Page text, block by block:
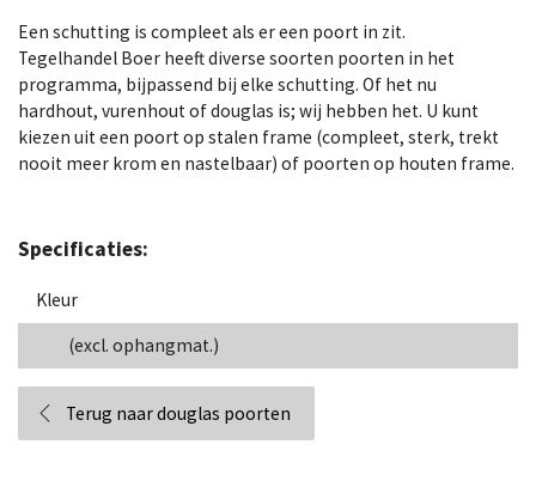
Een schutting is compleet als er een poort in zit.
Tegelhandel Boer heeft diverse soorten poorten in het
programma, bijpassend bij elke schutting. Of het nu
hardhout, vurenhout of douglas is; wij hebben het. U kunt
kiezen uit een poort op stalen frame (compleet, sterk, trekt
nooit meer krom en nastelbaar) of poorten op houten frame.
Specificaties:
Kleur
(excl. ophangmat.)
Terug naar douglas poorten